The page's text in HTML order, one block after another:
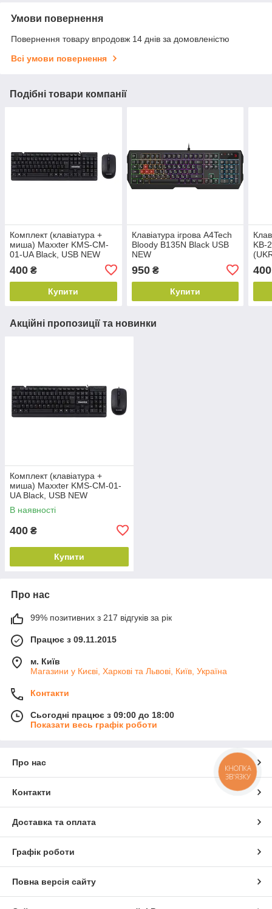
Умови повернення
Повернення товару впродовж 14 днів за домовленістю
Всі умови повернення
Подібні товари компанії
Комплект (клавіатура +
миша) Maxxter KMS-CM-
01-UA Black, USB NEW
400 ₴
Купити
Клавіатура ігрова A4Tech
Bloody B135N Black USB
NEW
950₴
Купити
KB-
400
Акційні пропозиції та новинки
Комплект (клавіатура +
миша) Maxxter KMS-CM-01-
UA Black, USB NEW
В наявності
400 ₴
Купити
Про нас
99% позитивних з 217 відгуків за рік
Працює з 09.11.2015
м. Київ
Магазини у Києві, Харкові та Львові, Київ, Україна
Контакти
Сьогодні працює з 09:00 до 18:00
Показати весь графік роботи
Про нас
Контакти
Доставка та оплата
Графік роботи
Повна версія сайту
КНОПКА
ЗВ'ЯЗКУ